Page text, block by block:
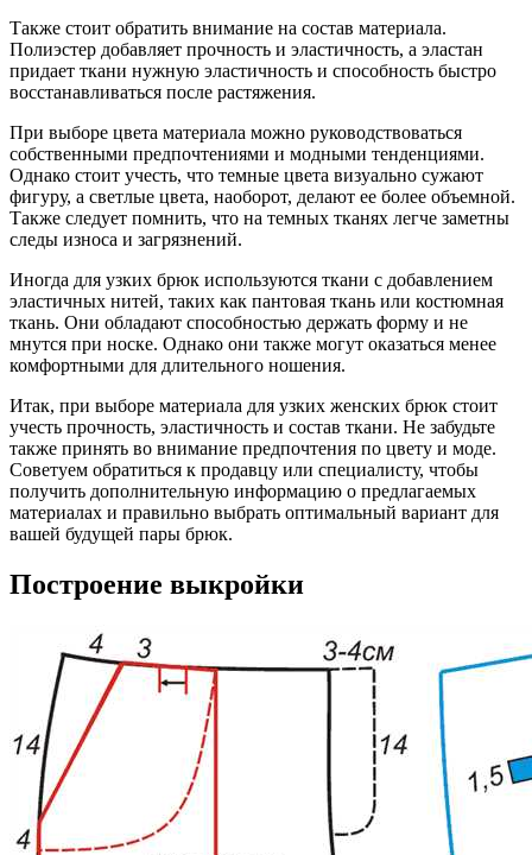
Также стоит обратить внимание на состав материала.
Полиэстер добавляет прочность и эластичность, а эластан
придает ткани нужную эластичность и способность быстро
восстанавливаться после растяжения.
При выборе цвета материала можно руководствоваться
собственными предпочтениями и модными тенденциями.
Однако стоит учесть, что темные цвета визуально сужают
фигуру, а светлые цвета, наоборот, делают ее более объемной.
Также следует помнить, что на темных тканях легче заметны
следы износа и загрязнений.
Иногда для узких брюк используются ткани с добавлением
эластичных нитей, таких как пантовая ткань или костюмная
ткань. Они обладают способностью держать форму и не
мнутся при носке. Однако они также могут оказаться менее
комфортными для длительного ношения.
Итак, при выборе материала для узких женских брюк стоит
учесть прочность, эластичность и состав ткани. Не забудьте
также принять во внимание предпочтения по цвету и моде.
Советуем обратиться к продавцу или специалисту, чтобы
получить дополнительную информацию о предлагаемых
материалах и правильно выбрать оптимальный вариант для
вашей будущей пары брюк.
Построение выкройки